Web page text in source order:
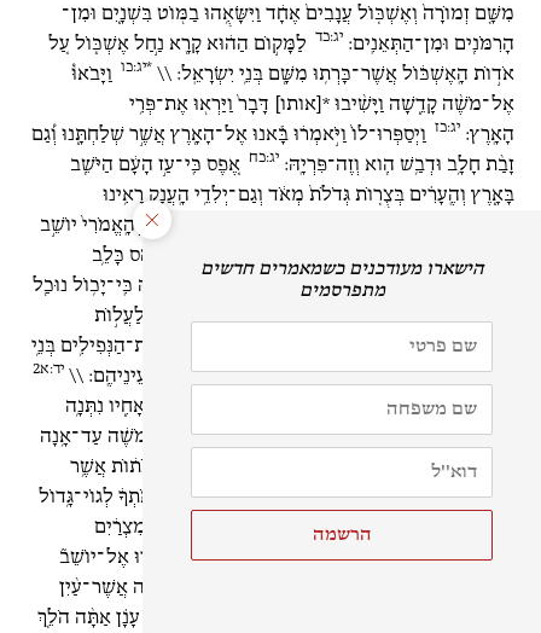
מִשָּׁ֤ם זְמוֹרָה֙ וְאֶשְׁכּ֤וֹל עֲנָבִים֙ אֶחָ֔ד וַיִּשָּׂאֻ֥הוּ בַמּ֖וֹט בִּשְׁנָ֑יִם וּמִן־
הָרִמֹּנִ֖ים וּמִן־הַתְּאֵנִֽים:יג:כד לַמָּק֣וֹם הַה֔וּא קָרָ֖א נַ֣חַל אֶשְׁכּ֑וֹל עַ֚ל
אֹד֣וֹת הָֽאֶשְׁכּ֔וֹל אֲשֶׁר־כָּרְת֥וּ מִשָּׁ֖ם בְּנֵ֥י יִשְׂרָאֵֽל: \\ *יג:כו וַיָּבֹאוּ֩
אֶל־מֹשֶׁ֨ה קָדֵ֑שָׁה וַיָּשִׁ֨יבוּ *[אותו] דָּבָר֙ וַיַּרְא֖וּ אֶת־פְּרִ֥י
הָאָֽרֶץ:יג:כז וַיְסַפְּרוּ־לוֹ֙ וַיֹּ֣אמְר֔וּ בָּ֕אנוּ אֶל־הָאָ֖רֶץ אֲשֶׁ֣ר שְׁלַחְתָּ֑נוּ וְ֠גַם
זָבַ֨ת חָלָ֥ב וּדְבַ֛שׁ הִ֖וא וְזֶה־פִּרְיָֽהּ:יג:כח אֶ֚פֶס כִּֽי־עַ֣ז הָעָ֔ם הַיֹּשֵׁ֖ב
בָּאָ֑רֶץ וְהֶֽעָרִ֗ים בְּצֻר֤וֹת גְּדֹלֹת֙ מְאֹ֔ד וְגַם־יְלִדֵ֥י הָֽעֲנָ֖ק רָאִ֥ינוּ
עֲמָלֵ֥ק יוֹשֵׁ֖ב בְּאֶ֣רֶץ הַנֶּ֑גֶב וְ֠הַֽחִתִּי וְהַיְבוּסִ֤י וְהָֽאֱמֹרִי֙ יוֹשֵׁ֣ב
וַיַּ֧הַס כָּלֵ֛ב
אֶת־הָעָ֖ם אֶל־מֹשֶׁ֑ה וַיֹּ֗אמֶר עָלֹ֤ה נַעֲלֶה֙ וְיָרַ֣שְׁנוּ אֹתָ֔הּ כִּֽי־יָכ֥וֹל נוּכַ֖ל
לָֽהּ:
וְהָ֨אֲנָשִׁ֜ים אֲשֶׁר־עָל֤וּ עִמּוֹ֙ אָֽמְר֔וּ לֹ֥א נוּכַ֖ל לַעֲל֣וֹת
אֶל־הָעָ֑ם כִּֽי־חָזָ֥ק ה֖וּא מִמֶּֽנּוּ: \\
וְשָׁ֣ם רָאִ֗ינוּ אֶת־הַנְּפִילִ֛ים בְּנֵ֥י
עֲנָ֖ק מִן־הַנְּפִלִ֑ים וַנְּהִ֤י בְעֵינֵ֙ינוּ֙ כַּֽחֲגָבִ֔ים וְכֵ֥ן הָיִ֖ינוּ בְּעֵינֵיהֶֽם: \\יד:א2
וַיִּבְכּ֥וּ הָעָ֖ם בַּלַּ֥יְלָה הַהֽוּא: \\
וַיֹּאמְר֖וּ אִ֣ישׁ אֶל־אָחִ֑יו נִתְּנָ֥ה
רֹ֖אשׁ וְנָשׁ֥וּבָה מִצְרָֽיְמָה: \\יד:יא וַיֹּ֤אמֶר יְ־הֹוָה֙ אֶל־מֹשֶׁ֔ה עַד־אָ֥נָה
יְנַאֲצֻ֖נִי הָעָ֣ם הַזֶּ֑ה וְעַד־אָ֙נָה֙ לֹא־יַאֲמִ֣ינוּ בִ֔י בְּכֹל֙ הָֽאֹת֔וֹת אֲשֶׁ֥ר
עָשִׂ֖יתִי בְּקִרְבּֽוֹ:
אַכֶּ֥נּוּ בַדֶּ֖בֶר וְאוֹרִשֶׁ֑נּוּ וְאֶֽעֱשֶׂה֙ אֹֽתְךָ֔ לְגוֹי־גָּ֥דוֹל
וַיֹּ֥אמֶר מֹשֶׁ֖ה אֶל־יְ־הֹוָ֑ה וְשָׁמְע֣וּ מִצְרַ֔יִם
כִּֽי־הֶעֱלִ֧יתָ בְכֹחֲךָ֛ אֶת־הָעָ֥ם הַזֶּ֖ה מִקִּרְבּֽוֹ:
וְאָמְר֗וּ אֶל־יוֹשֵׁב֘
הָאָ֣רֶץ הַזֹּאת֒ שָֽׁמְעוּ֙ כִּֽי־אַתָּ֣ה יְ־הֹוָ֔ה בְּקֶ֖רֶב הָעָ֣ם הַזֶּ֑ה אֲשֶׁר־עַ֨יִן
בְּעַ֜יִן נִרְאָ֣ה׀ אַתָּ֣ה יְ־הֹוָ֗ה וַעֲנָֽנְךָ֙ עֹמֵ֣ד עֲלֵהֶ֔ם וּבְעַמֻּ֣ד עָנָ֗ן אַתָּ֨ה הֹלֵ֤ךְ